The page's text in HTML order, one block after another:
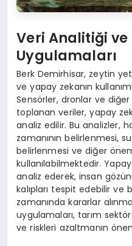
Veri Analitiği ve
Uygulamaları
Berk Demirhisar, zeytin
ve yapay zekanın
Sensörler, dronlar ve
toplanan veriler, yapay
analiz edilir. Bu analizler,
zamanının belirlenmesi,
belirlenmesi ve diğer
kullanılabilmektedir.
analiz ederek, insan
kalıpları tespit edebilir
zamanında kararlar
uygulamaları, tarım
ve riskleri azaltmanın